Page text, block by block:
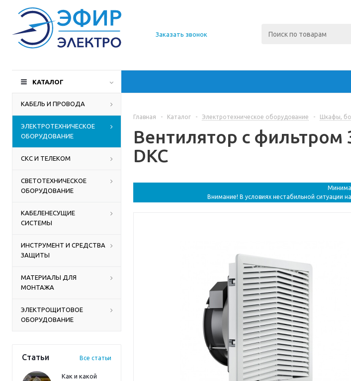
О компании
Доставка
Производители
Контакты
Заказать звонок
КАТАЛОГ
КАБЕЛЬ И ПРОВОДА
ЭЛЕКТРОТЕХНИЧЕСКОЕ
ОБОРУДОВАНИЕ
СКС И ТЕЛЕКОМ
СВЕТОТЕХНИЧЕСКОЕ
ОБОРУДОВАНИЕ
КАБЕЛЕНЕСУЩИЕ
СИСТЕМЫ
ИНСТРУМЕНТ И СРЕДСТВА
ЗАЩИТЫ
МАТЕРИАЛЫ ДЛЯ
МОНТАЖА
ЭЛЕКТРОЩИТОВОЕ
ОБОРУДОВАНИЕ
Статьи Все статьи
Как и какой
Главная - Каталог - Электротехническое оборудование - Шкафы,
Вентилятор с фильтром
DKC
Внимание! В условиях нестабильной ситуации